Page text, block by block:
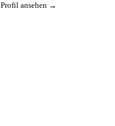
Profil ansehen →